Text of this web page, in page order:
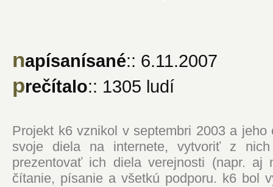
napísanísané:: 6.11.2007
prečítalo:: 1305 ludí
Projekt k6 vznikol v septembri 2003 a
svoje diela na internete, vytvoriť z
prezentovať ich diela verejnosti (napr. aj
čítanie, písanie a všetkú podporu. k6 bol